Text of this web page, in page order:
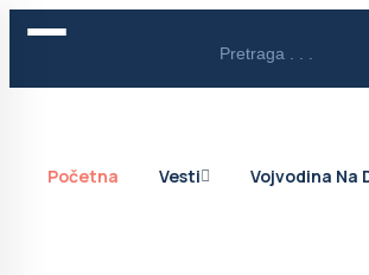
Početna Vesti Vojvodina Na